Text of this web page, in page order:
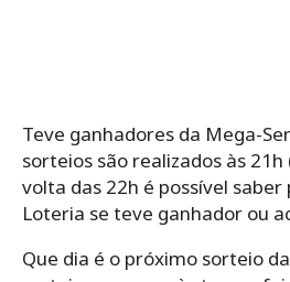
Teve ganhadores da Mega-
sorteios são realizados às
volta das 22h é possível
Loteria se teve ganhador ou
Que dia é o próximo sorteio